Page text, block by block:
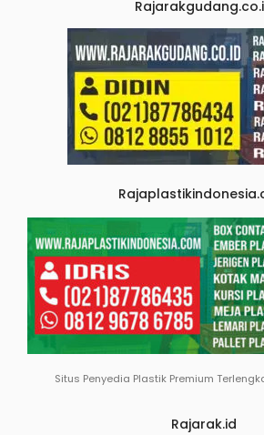
Situs Penyedia Plastik Premium
Rajarak.id